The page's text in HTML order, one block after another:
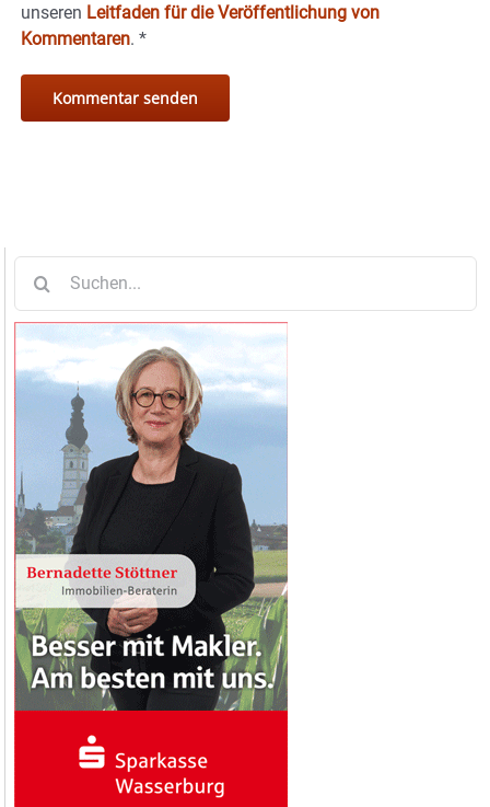
unseren Leitfaden für die Veröffentlichung von
Kommentaren. *
nach: